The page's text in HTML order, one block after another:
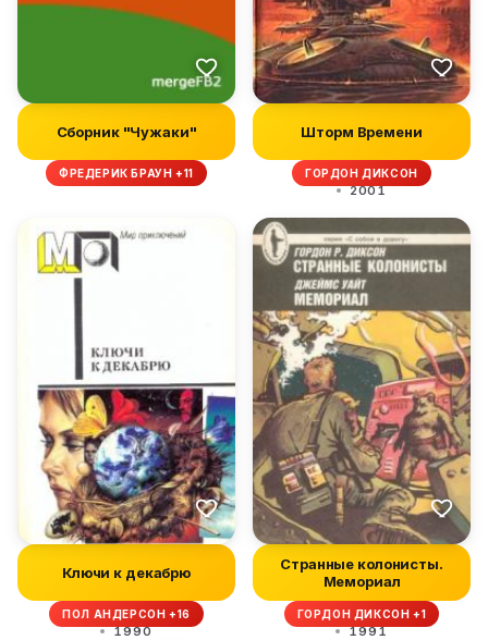
Сборник "Чужаки"
ФРЕДЕРИК БРАУН +11
Шторм Времени
ГОРДОН ДИКСОН
2001
Ключи к декабрю
ПОЛ АНДЕРСОН +16
1990
Странные колонисты.
Мемориал
ГОРДОН ДИКСОН +1
1991